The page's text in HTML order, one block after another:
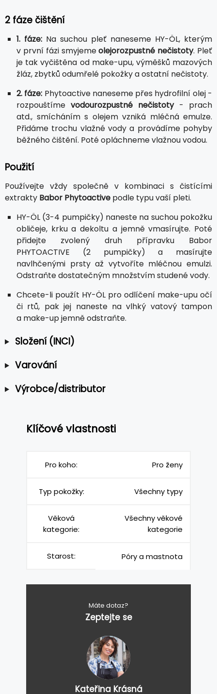
2 fáze čištění
1. fáze: Na suchou pleť naneseme HY-ÖL, kterým
v první fázi smyjemeolejorozpustné nečistoty. Pleť
je tak vyčištěna od make-upu, výměšků mazových
žláz, zbytků odumřelé pokožky a ostatní nečistoty.
2. fáze: Phytoactive naneseme přes hydrofilní olej -
rozpouštíme vodourozpustné nečistoty- prach
atd., smícháním s olejem vzniká mléčná emulze.
Přidáme trochu vlažné vody a provádíme pohyby
běžného čištění. Poté opláchneme vlažnou vodou.
Použití
Používejte vždy společně v kombinaci s čistícími
extrakty Babor Phytoactive podle typu vaší pleti.
HY-ÖL (3-4 pumpičky) naneste na suchou pokožku
obličeje, krku a dekoltu a jemně vmasírujte. Poté
přidejte zvolený druh přípravku Babor
PHYTOACTIVE (2 pumpičky) a masírujte
navlhčenými prsty až vytvoříte mléčnou emulzi.
Odstraňte dostatečným množstvím studené vody.
Chcete-li použít HY-ÖL pro odlíčení make-upu očí
či rtů, pak jej naneste na vlhký vatový tampon
a make-up jemně odstraňte.
Složení (INCI)
Varování
Výrobce/distributor
Klíčové vlastnosti
Pro koho: Pro ženy
Typ pokožky: Všechny typy
Věková
kategorie:
Všechny věkové
kategorie
Starost: Póry a mastnota
Máte dotaz?
Zeptejte se
Kateřina Krásná